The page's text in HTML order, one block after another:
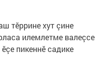
тӗррине хут çине
илемлетме валеçсе
пикеннӗ садике